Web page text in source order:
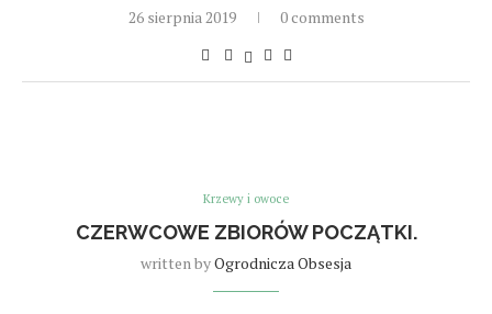
26 sierpnia 2019 0 comments
Krzewy i owoce
CZERWCOWE ZBIORÓW POCZĄTKI.
written byOgrodnicza Obsesja